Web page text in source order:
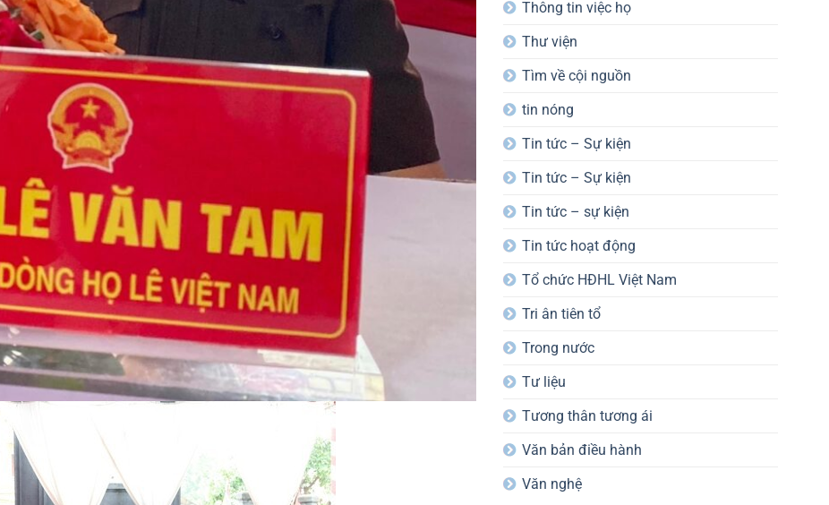
Thông tin việc họ
Thư viện
Tìm về cội nguồn
tin nóng
Tin tức – Sự kiện
Tin tức – Sự kiện
Tin tức – sự kiện
Tin tức hoạt động
Tổ chức HĐHL Việt Nam
Tri ân tiên tổ
Trong nước
Tư liệu
Tương thân tương ái
Văn bản điều hành
Văn nghệ